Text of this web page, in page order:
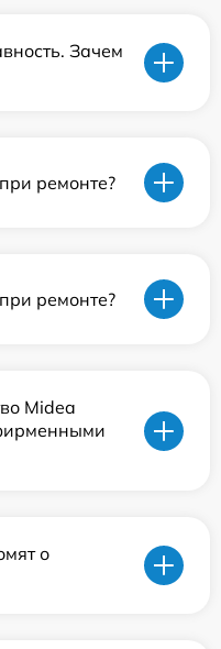
Зачем
ремонте?
ремонте?
Midea
о